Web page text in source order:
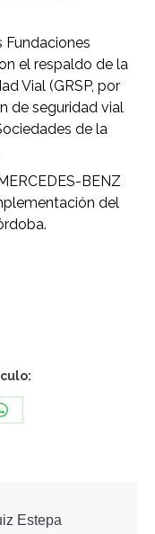
Fundaciones
el respaldo de la
Vial (GRSP, por
de seguridad vial
de la
BENZ
del
Share
Estepa